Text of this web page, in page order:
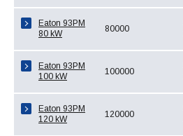
Eaton 93PM
80 kW
80000
Eaton 93PM
100 kW
100000
Eaton 93PM
120 kW
120000